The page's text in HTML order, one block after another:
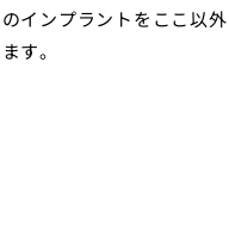
インプラントをここ以
す。